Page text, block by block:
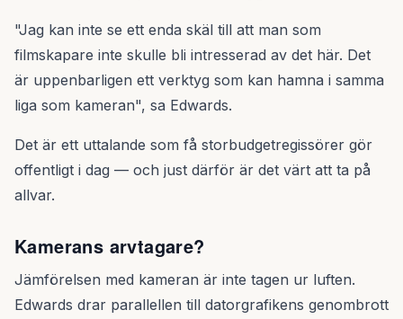
"Jag kan inte se ett enda skäl till att man som
filmskapare inte skulle bli intresserad av det här. Det
är uppenbarligen ett verktyg som kan hamna i samma
liga som kameran", sa Edwards.
Det är ett uttalande som få storbudgetregissörer gör
offentligt i dag — och just därför är det värt att ta på
allvar.
Kamerans arvtagare?
Jämförelsen med kameran är inte tagen ur luften.
Edwards drar parallellen till datorgrafikens genombrott